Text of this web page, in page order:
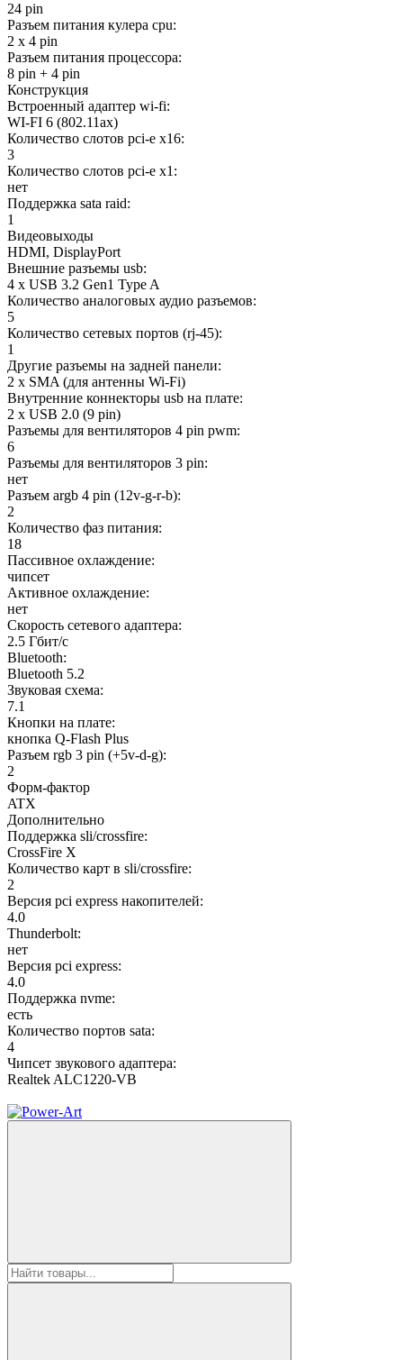
24 pin
Разъем питания кулера cpu:
2 x 4 pin
Разъем питания процессора:
8 pin + 4 pin
Конструкция
Встроенный адаптер wi-fi:
WI-FI 6 (802.11ax)
Количество слотов pci-e x16:
3
Количество слотов pci-e x1:
нет
Поддержка sata raid:
1
Видеовыходы
HDMI, DisplayPort
Внешние разъемы usb:
4 x USB 3.2 Gen1 Type A
Количество аналоговых аудио разъемов:
5
Количество сетевых портов (rj-45):
1
Другие разъемы на задней панели:
2 x SMA (для антенны Wi-Fi)
Внутренние коннекторы usb на плате:
2 x USB 2.0 (9 pin)
Разъемы для вентиляторов 4 pin pwm:
6
Разъемы для вентиляторов 3 pin:
нет
Разъем argb 4 pin (12v-g-r-b):
2
Количество фаз питания:
18
Пассивное охлаждение:
чипсет
Активное охлаждение:
нет
Скорость сетевого адаптера:
2.5 Гбит/с
Bluetooth:
Bluetooth 5.2
Звуковая схема:
7.1
Кнопки на плате:
кнопка Q-Flash Plus
Разъем rgb 3 pin (+5v-d-g):
2
Форм-фактор
ATX
Дополнительно
Поддержка sli/crossfire:
CrossFire X
Количество карт в sli/crossfire:
2
Версия pci express накопителей:
4.0
Thunderbolt:
нет
Версия pci express:
4.0
Поддержка nvme:
есть
Количество портов sata:
4
Чипсет звукового адаптера:
Realtek ALC1220-VB